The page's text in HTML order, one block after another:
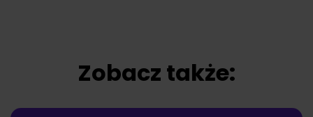
Zobacz także: